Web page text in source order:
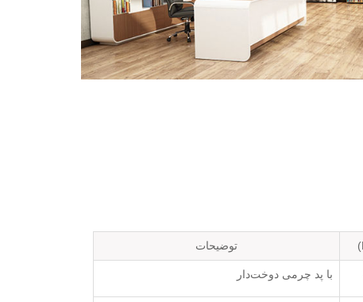
گواهینامه ها
پیشنهادات و انتقادات
توضیحات
با پد چرمی دوخت‌دار